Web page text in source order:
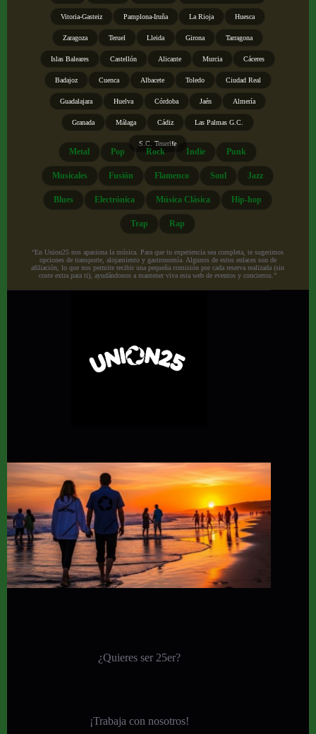
Vitoria-Gasteiz Pamplona-Iruña La Rioja Huesca
Zaragoza Teruel Lleida Girona Tarragona
Islas Baleares Castellón Alicante Murcia Cáceres
Badajoz Cuenca Albacete Toledo Ciudad Real
Guadalajara Huelva Córdoba Jaén Almería
Granada Málaga Cádiz Las Palmas G.C.
S.C. Tenerife
Metal Pop Rock Indie Punk
Musicales Fusión Flamenco Soul Jazz
Blues Electrónica Música Clásica Hip-hop
Trap Rap
“En Union25 nos apasiona la música. Para que tu experiencia sea completa, te sugerimos
opciones de transporte, alojamiento y gastronomía. Algunos de estos enlaces son de
afiliación, lo que nos permite recibir una pequeña comisión por cada reserva realizada (sin
coste extra para ti), ayudándonos a mantener viva esta web de eventos y conciertos.”
¿Quieres ser 25er?
¡Trabaja con nosotros!